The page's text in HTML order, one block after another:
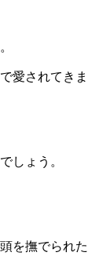
愛されてきま
しょう。
を撫でられた